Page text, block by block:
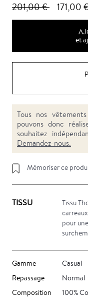
201,00 € 171,00 €
et
Tous nos
pouvons donc
souhaitez
Demandez-nous.
Mémoriser ce
TISSU
Tissu
pour
Gamme
Casual
Repassage
Normal
Composition
100%